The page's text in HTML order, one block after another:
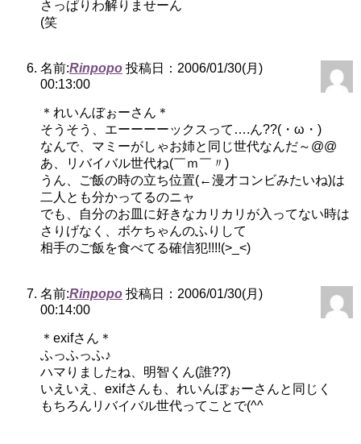
さっぱりわ解りませーん
(笑
名前:Rinpopo 投稿日：2006/01/30(月)
00:13:00
＊れいんぼぉーさん＊
そうそう、エーーーーックスって….ん??(・ω・)
なんで、マミーがしゃお姉と同じ世代なんだ～@@
あ、リバイバル世代ね(￣ｍ￣〃)
うん、ご飯の時の立ち位置(←漫才コンビみたいね)は
二人とも分かってるのニャ
でも、自分のお皿に好きなカリカリが入ってない時は
さりげなく、ボケちゃんのふりして
相手のご飯を食べてる確信犯!!!!(>_<)
名前:Rinpopo 投稿日：2006/01/30(月)
00:14:00
＊exifさん＊
ふっふっふ♪
ハマりましたね、明智くん(誰??)
いえいえ、exifさんも、れいんぼぉーさんと同じく
もちろんリバイバル世代ってことで(^^ゞ